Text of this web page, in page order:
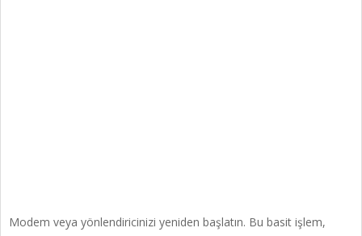
Modem veya yönlendiricinizi yeniden başlatın. Bu basit işlem,